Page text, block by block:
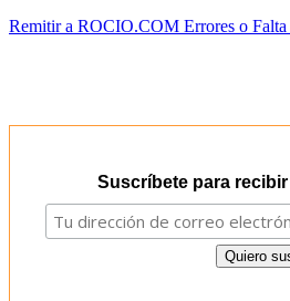
Remitir a ROCIO.COM Errores o Falta
Suscríbete para